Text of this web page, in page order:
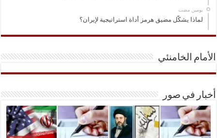
‏يومين مضت
لماذا يشكّل مضيق هرمز أداة استراتيجية لإيران؟
الأمام الخامنئي
أخبار في صور